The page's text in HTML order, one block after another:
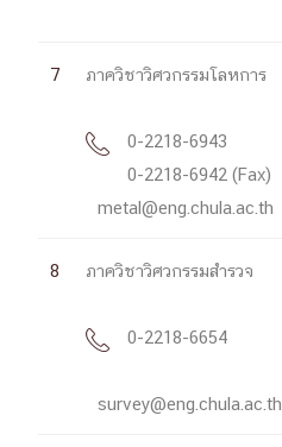
7 ภาควิชาวิศวกรรมโลหการ

0-2218-6943
0-2218-6942 (Fax)
metal@eng.chula.ac.th
8 ภาควิชาวิศวกรรมสำรวจ
 0-2218-6654
survey@eng.chula.ac.th